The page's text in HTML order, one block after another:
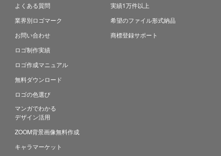
よくある質問
業界別ロゴマーク
お問い合わせ
ロゴ制作実績
ロゴ作成マニュアル
無料ダウンロード
ロゴの色選び
マンガでわかる
デザイン活用
ZOOM背景画像無料作成
キャラマーケット
実績1万件以上
希望のファイル形式納品
商標登録サポート